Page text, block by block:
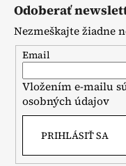
Odoberať
Nezmeškajte žiadne
Email
Vložením e-mailu
osobných údajov
PRIHLÁSIŤ SA